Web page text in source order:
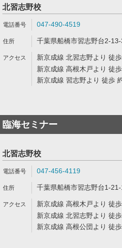
北習志野校
047-490-4519
千葉県船橋市習志野台2-
新京成線 北習志野より 徒
新京成線 高根木戸より 徒
新京成線 習志野より 徒歩
臨海セミナー
北習志野校
047-456-4119
千葉県船橋市習志野台1-
新京成線 高根木戸より 徒
新京成線 北習志野より 徒
新京成線 高根公団より 徒